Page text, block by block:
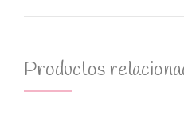
Productos